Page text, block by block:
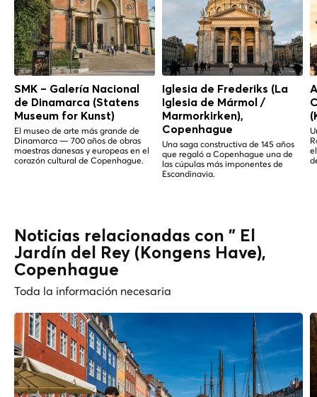
SMK – Galería Nacional
de Dinamarca (Statens
Museum for Kunst)
El museo de arte más grande de
Dinamarca — 700 años de obras
maestras danesas y europeas en el
corazón cultural de Copenhague.
Iglesia de Frederiks (La
Iglesia de Mármol /
Marmorkirken),
Copenhague
Una saga constructiva de 145 años
que regaló a Copenhague una de
las cúpulas más imponentes de
Escandinavia.
Noticias relacionadas con " El
Jardín del Rey (Kongens Have),
Copenhague
Toda la información necesaria